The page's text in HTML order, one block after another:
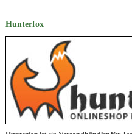
Hunterfox